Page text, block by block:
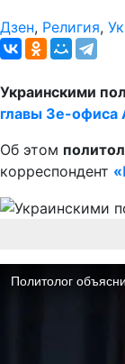
Дзен, Религия,
Украинскими
главы Зе-офиса
Об этом
корреспондент